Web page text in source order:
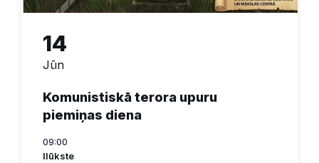
14
Jūn
Komunistiskā terora upuru
piemiņas diena
09:00
Ilūkste